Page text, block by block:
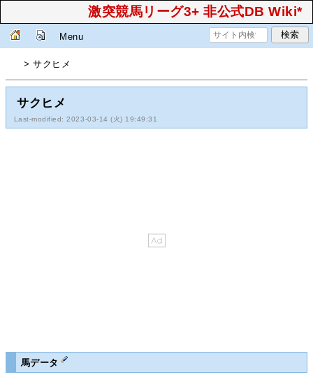
激突競馬リーグ3+ 非公式DB Wiki*
Menu
> サクヒメ
サクヒメ
Last-modified: 2023-03-14 (火) 19:49:31
馬データ